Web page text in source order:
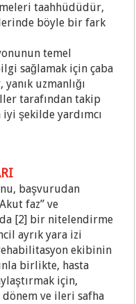
taahhüdüdür,
böyle bir fark
temel
sağlamak için çaba
uzmanlığı
tarafından takip
şekilde yardımcı
başvurudan
faz” ve
[2] bir nitelendirme
ayrık yara izi
ekibinin
birlikte, hasta
için,
ve ileri safha